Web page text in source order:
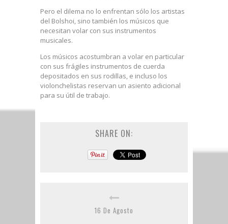
Pero el dilema no lo enfrentan sólo los artistas
del Bolshoi, sino también los músicos que
necesitan volar con sus instrumentos
musicales.
Los músicos acostumbran a volar en particular
con sus frágiles instrumentos de cuerda
depositados en sus rodillas, e incluso los
violonchelistas reservan un asiento adicional
para su útil de trabajo.
SHARE ON:
16 De Agosto